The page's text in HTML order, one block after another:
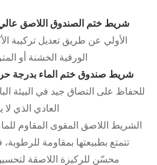
شريط ختم الصندوق اللاصق
الأولي عن طريق تعديل تركيبة
الورقية الخشنة أو
شريط صندوق ختم الماء بدرجة
للحفاظ على التصاق جيد في البيئة
العادي الذي
تتمتع بطبيعتها بمقاومة للرطوبة،
محسّن للركيزة اللاصقة لتحسين